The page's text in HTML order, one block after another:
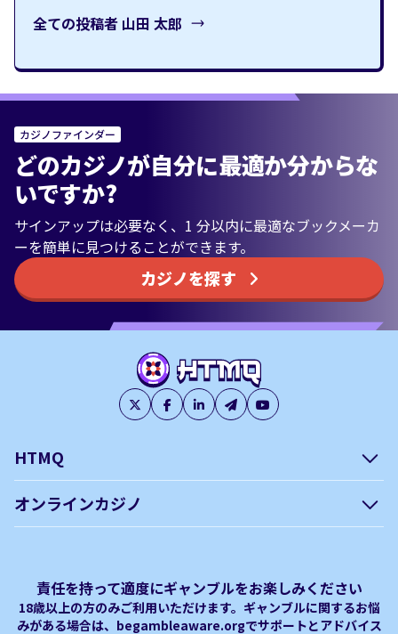
全ての投稿者 山田 太郎
カジノファインダー
どのカジノが自分に最適か分からな
いですか?
サインアップは必要なく、1 分以内に最適なブックメーカ
ーを簡単に見つけることができます。
カジノを探す
HTMQ
オンラインカジノ
オンラインカジノ フリースピ
ン おすすめ
Plinko｜プリンコとは？
責任を持って適度にギャンブルをお楽しみください
18歳以上の方のみご利用いただけます。ギャンブルに関するお悩
みがある場合は、begambleaware.orgでサポートとアドバイス